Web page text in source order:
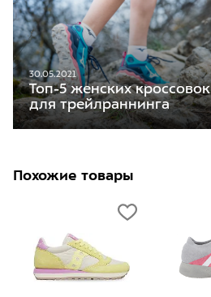
30.05.2021
Топ-5 женских кроссовок
для трейлраннинга
Похожие товары